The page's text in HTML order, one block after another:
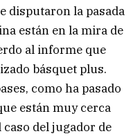
disputaron la pasada
están en la mira de
al informe que
básquet plus.
como ha pasado
están muy cerca
del jugador de